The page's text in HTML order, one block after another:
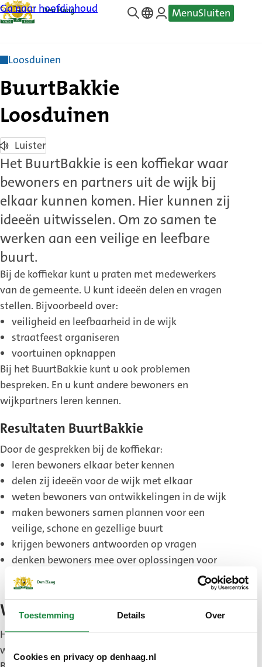
Toestemming Details Over
Cookies en privacy op denhaag.nl
Ga naar hoofdinhoud
—
MenuSluiten
Loosduinen
BuurtBakkie
Loosduinen
Luister
Het BuurtBakkie is een koffiekar waar
bewoners en partners uit de wijk bij
elkaar kunnen komen. Hier kunnen zij
ideeën uitwisselen. Om zo samen te
werken aan een veilige en leefbare
buurt.
Bij de koffiekar kunt u praten met medewerkers
van de gemeente. U kunt ideeën delen en vragen
stellen. Bijvoorbeeld over:
veiligheid en leefbaarheid in de wijk
straatfeest organiseren
voortuinen opknappen
Bij het BuurtBakkie kunt u ook problemen
bespreken. En u kunt andere bewoners en
wijkpartners leren kennen.
Resultaten BuurtBakkie
Door de gesprekken bij de koffiekar:
leren bewoners elkaar beter kennen
delen zij ideeën voor de wijk met elkaar
weten bewoners van ontwikkelingen in de wijk
maken bewoners samen plannen voor een
veilige, schone en gezellige buurt
krijgen bewoners antwoorden op vragen
denken bewoners mee over oplossingen voor
problemen in de wijk
Wanneer en waar
Het BuurtBakkie staat elke maand bij
winkelcentrum Houtwijk, Hildo Kroplaan 52a. Elk